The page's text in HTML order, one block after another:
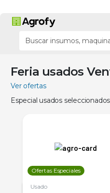
Feria usados
Ver ofertas
Especial usados seleccionados
Ofertas Especiales
Usado